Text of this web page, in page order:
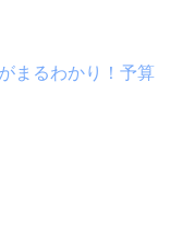
まるわかり！予算